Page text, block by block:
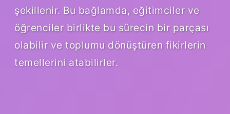
şekillenir. Bu bağlamda, eğitimciler ve
öğrenciler birlikte bu sürecin bir parçası
olabilir ve toplumu dönüştüren fikirlerin
temellerini atabilirler.